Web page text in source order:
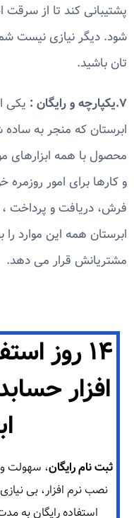
پشتیبانی کند تا از سرقت
شود. دیگر نیازی نیست
تان باشید.
۷.یکپارچه و رایگان :
یکی
ابرستان که منجر به
محصول با همه
و کارها برای امور روزمره
فرش، دریافت و پرداخت ،
ابرستان همه این موارد را
مشتریانش قرار می دهد.
۱۴ روز
افزار
ثبت نام رایگان، سهولت
نصب نرم افزار، بی